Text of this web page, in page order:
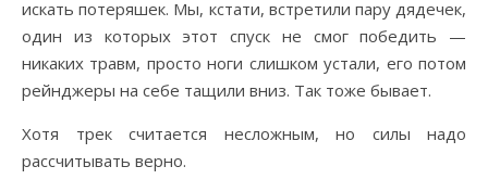
искать потеряшек. Мы, кстати, встретили пару дядечек,
один из которых этот спуск не смог победить —
никаких травм, просто ноги слишком устали, его потом
рейнджеры на себе тащили вниз. Так тоже бывает.
Хотя трек считается несложным, но силы надо
рассчитывать верно.